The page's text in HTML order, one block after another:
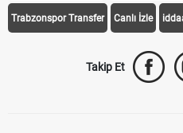
Trabzonspor Transfer Canlı İzle
Takip Et